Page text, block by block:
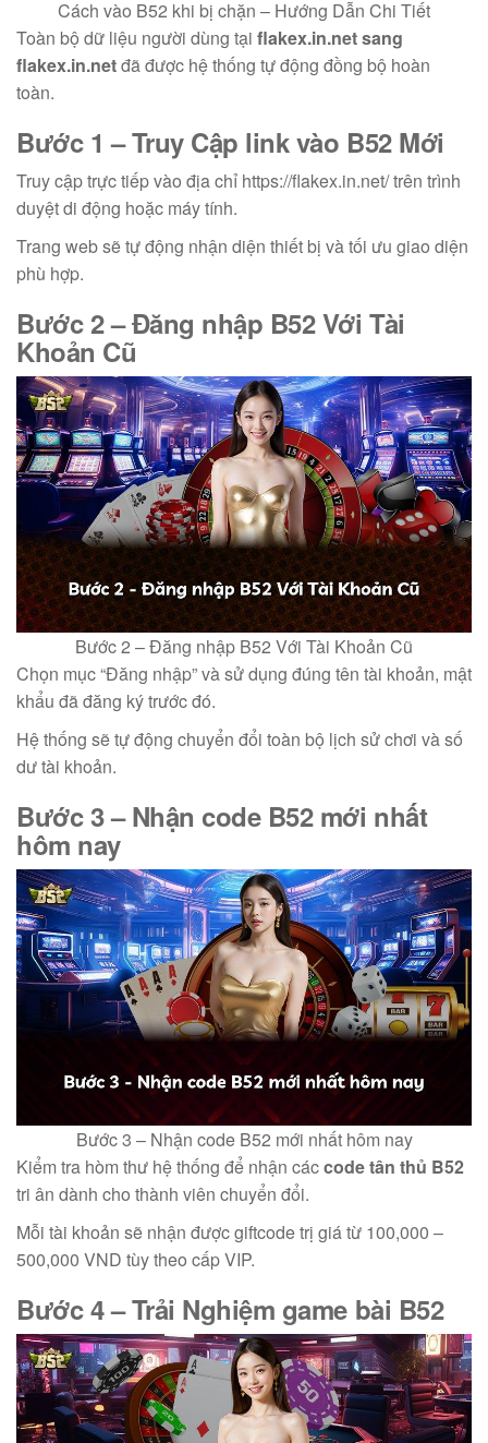
Cách vào B52 khi bị chặn – Hướng Dẫn Chi Tiết
Toàn bộ dữ liệu người dùng tại flakex.in.net sang
flakex.in.netđã được hệ thống tự động đồng bộ hoàn
toàn.
Bước 1 – Truy Cập link vào B52Mới
Truy cập trực tiếp vào địa chỉ https://flakex.in.net/ trên trình
duyệt di động hoặc máy tính.
Trang web sẽ tự động nhận diện thiết bị và tối ưu giao diện
phù hợp.
Bước 2 –Đăng nhập B52Với Tài
Khoản Cũ
Bước 2 – Đăng nhập B52 Với Tài Khoản Cũ
Chọn mục “Đăng nhập” và sử dụng đúng tên tài khoản, mật
khẩu đã đăng ký trước đó.
Hệ thống sẽ tự động chuyển đổi toàn bộ lịch sử chơi và số
dư tài khoản.
Bước 3 – Nhận code B52 mới nhất
hôm nay
Bước 3 – Nhận code B52 mới nhất hôm nay
Kiểm tra hòm thư hệ thống để nhận cáccode tân thủ B52
tri ân dành cho thành viên chuyển đổi.
Mỗi tài khoản sẽ nhận được giftcode trị giá từ 100,000 –
500,000 VND tùy theo cấp VIP.
Bước 4 – Trải Nghiệm game bài B52